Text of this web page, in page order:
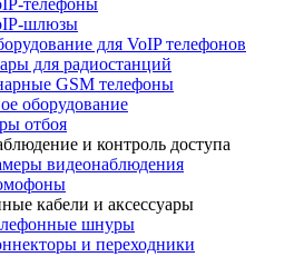
телефоны
шлюзы
для VoIP телефонов
для радиостанций
GSM телефоны
оборудование
отбоя
и контроль доступа
видеонаблюдения
кабели и аксессуары
шнуры
и переходники